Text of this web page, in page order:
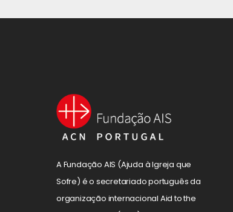
A Fundação AIS (Ajuda à Igreja que
Sofre) é o secretariado português da
organização internacional Aid to the